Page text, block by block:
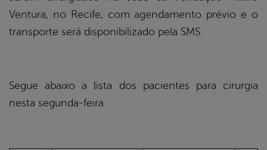
Ventura, no Recife, com agendamento prévio e o
transporte será disponibilizado pela SMS.
Segue abaixo a lista dos pacientes para cirurgia
nesta segunda-feira: